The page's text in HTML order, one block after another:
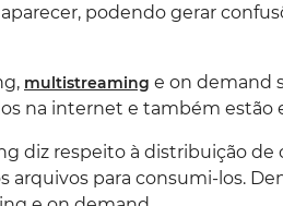
podendo gerar
multistreaming e on demand
na internet e também estão
diz respeito à distribuição
arquivos para consumi-los.